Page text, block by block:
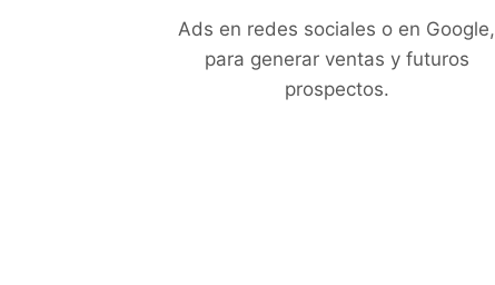
Ads en redes sociales o en Google,
para generar ventas y futuros
prospectos.